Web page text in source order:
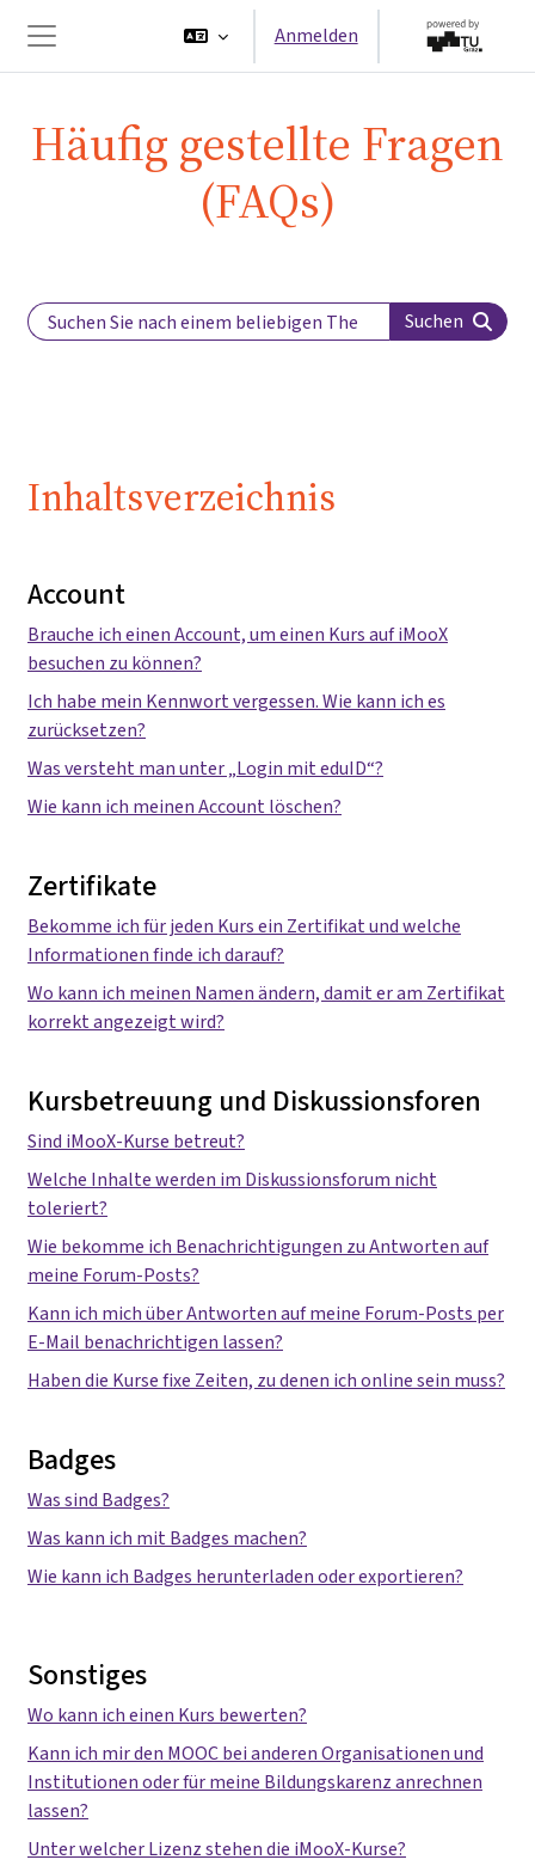
Website-Übersicht
Anmelden
Häufig gestellte Fragen
(FAQs)
Search Label Suchen
Inhaltsverzeichnis
Account
Brauche ich einen Account, um einen Kurs auf iMooX
besuchen zu können?
Ich habe mein Kennwort vergessen. Wie kann ich es
zurücksetzen?
Was versteht man unter „Login mit eduID“?
Wie kann ich meinen Account löschen?
Zertifikate
Bekomme ich für jeden Kurs ein Zertifikat und welche
Informationen finde ich darauf?
Wo kann ich meinen Namen ändern, damit er am Zertifikat
korrekt angezeigt wird?
Kursbetreuung und Diskussionsforen
Sind iMooX-Kurse betreut?
Welche Inhalte werden im Diskussionsforum nicht
toleriert?
Wie bekomme ich Benachrichtigungen zu Antworten auf
meine Forum-Posts?
Kann ich mich über Antworten auf meine Forum-Posts per
E-Mail benachrichtigen lassen?
Haben die Kurse fixe Zeiten, zu denen ich online sein muss?
Badges
Was sind Badges?
Was kann ich mit Badges machen?
Wie kann ich Badges herunterladen oder exportieren?
Sonstiges
Wo kann ich einen Kurs bewerten?
Kann ich mir den MOOC bei anderen Organisationen und
Institutionen oder für meine Bildungskarenz anrechnen
lassen?
Unter welcher Lizenz stehen die iMooX-Kurse?